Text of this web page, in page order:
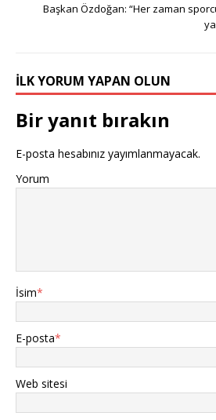
Başkan Özdoğan: “Her zaman
İLK YORUM YAPAN OLUN
Bir yanıt bırakın
E-posta hesabınız yayımlanmayacak.
Yorum
İsim*
E-posta*
Web sitesi